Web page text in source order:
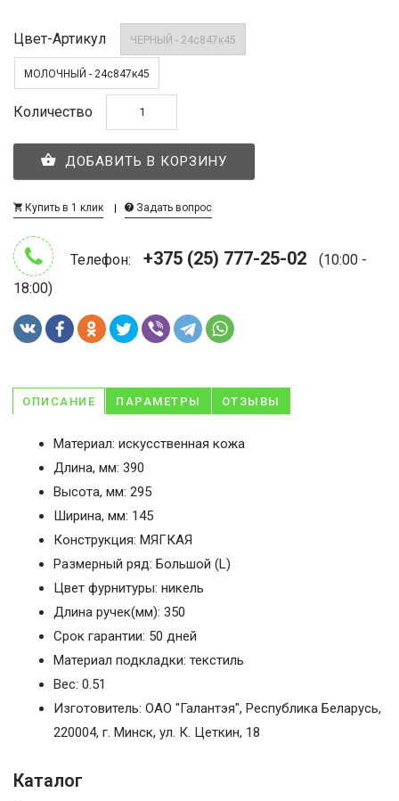
Цвет-Артикул ЧЕРНЫЙ - 24с847к45
МОЛОЧНЫЙ - 24с847к45
Количество
ДОБАВИТЬ В КОРЗИНУ
Купить в 1 клик Задать вопрос
Телефон: +375 (25) 777-25-02
(10:00 -
18:00)
ОПИСАНИЕ ПАРАМЕТРЫ ОТЗЫВЫ
Материал: искусственная кожа
Длина, мм: 390
Высота, мм: 295
Ширина, мм: 145
Конструкция: МЯГКАЯ
Размерный ряд: Большой (L)
Цвет фурнитуры: никель
Длина ручек(мм): 350
Срок гарантии: 50 дней
Материал подкладки: текстиль
Вес: 0.51
Изготовитель: ОАО "Галантэя", Республика Беларусь,
220004, г. Минск, ул. К. Цеткин, 18
Каталог